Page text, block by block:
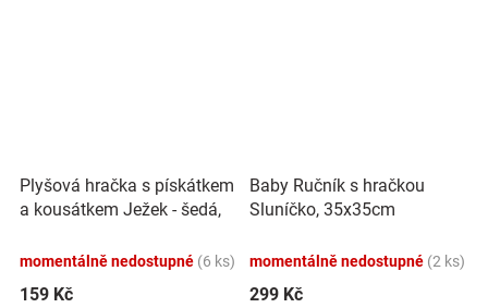
Plyšová hračka s pískátkem
a kousátkem Ježek - šedá,
momentálně nedostupné (6 ks)
159 Kč
Baby Ručník s hračkou
Sluníčko, 35x35cm
momentálně nedostupné (2 ks)
299 Kč